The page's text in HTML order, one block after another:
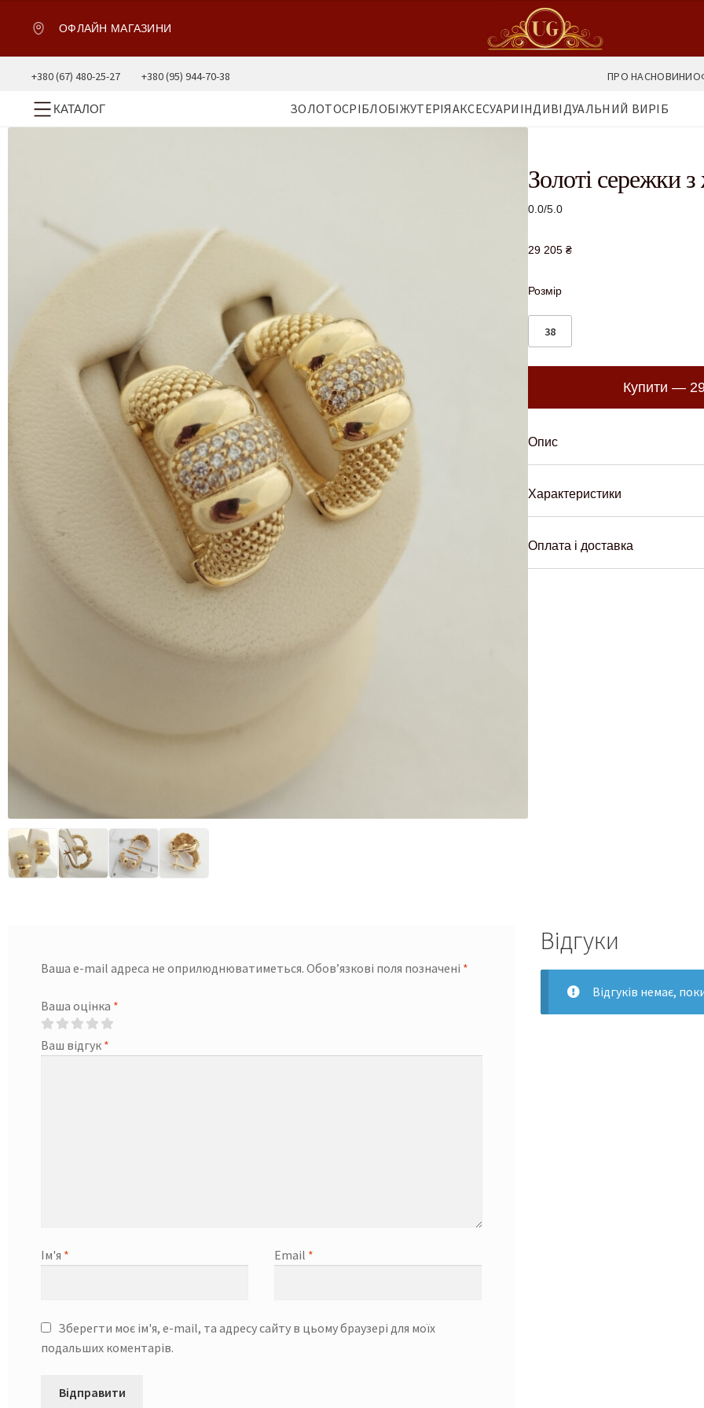
ОФЛАЙН МАГАЗИНИ
+380 (67) 480-25-27 +380 (95) 944-70-38 ПРО НАСНОВИНИ
КАТАЛОГ ЗОЛОТОСРІБЛОБІЖУТЕРІЯАКСЕСУАРИ ІНДИВІДУАЛЬНИЙ ВИРІБ
Золоті сережки
0.0/5.0
29 205 ₴
Розмір
38
Купити —
Опис
Характеристики
Оплата і доставка
Відгуки
Відгуків немає,
Ваша e-mail адреса не оприлюднюватиметься. Обов’язкові поля позначені *
Ваша оцінка *
Ваш відгук *
Ім'я * Email *
Зберегти моє ім'я, e-mail, та адресу сайту в цьому браузері для моїх
подальших коментарів.